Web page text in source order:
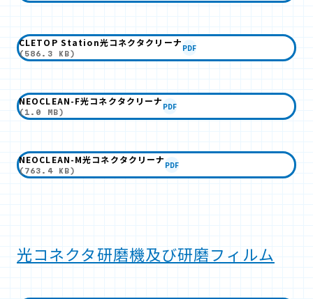
CLETOP Station光コネクタクリーナ
(586.3 KB)
PDF
NEOCLEAN-F光コネクタクリーナ
(1.0 MB)
PDF
NEOCLEAN-M光コネクタクリーナ
(763.4 KB)
PDF
光コネクタ研磨機及び研磨フィルム